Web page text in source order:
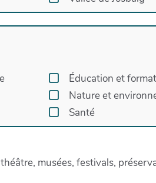
Éducation et
Nature et
Santé
musées, festivals,